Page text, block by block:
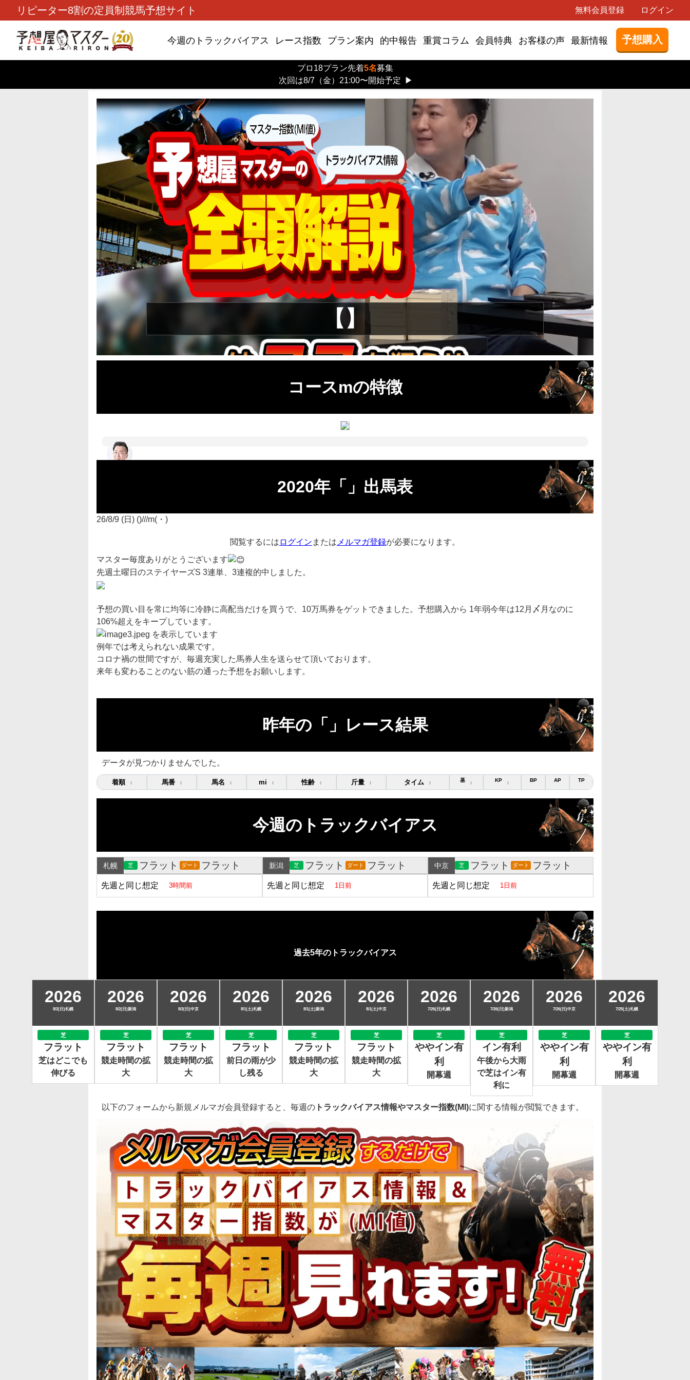
リピーター8割の定員制競馬予想サイト 無料会員登録 ログイン
今週のトラックバイアス レース指数 プラン案内 的中報告 重賞コラム 会員特典 お客様の声 最新情報 予想購入
プロ18プラン先着5名募集
次回は8/7（金）21:00〜開始予定
▶
【】
コースmの特徴
2020年「」出馬表
26/8/9 (日) ()///m(・)
閲覧するには ログイン または メルマガ登録が必要になります。
マスター毎度ありがとうございます
先週土曜日のステイヤーズS 3連単、3連複的中しました。
予想の買い目を常に均等に冷静に高配当だけを買うで、 10万馬券をゲットできました。予想購入から 1年弱今年は12月〆月なのに
106%超えをキープしています。
例年では考えられない成果です。
コロナ禍の世間ですが、 毎週充実した馬券人生を送らせて頂いております。
来年も変わることのない筋の通った予想をお願いします。
昨年の「」レース結果
データが見つかりませんでした。
着順 ↕ 馬番 ↕ 馬名 ↕ mi ↕ 性齢 ↕ 斤量 ↕ タイム ↕ 基 ↕ KP ↕ BP AP TP
今週のトラックバイアス
札幌 芝 フラット ダート フラット
先週と同じ想定 3時間前
新潟 芝 フラット ダート フラット
先週と同じ想定 1日前
中京 芝 フラット ダート フラット
先週と同じ想定 1日前
過去5年のトラックバイアス
2026
8/2(日)札幌
芝
フラット
芝はどこでも
伸びる
2026
8/2(日)新潟
芝
フラット
競走時間の拡
大
2026
8/2(日)中京
芝
フラット
競走時間の拡
大
2026
8/1(土)札幌
芝
フラット
前日の雨が少
し残る
2026
8/1(土)新潟
芝
フラット
競走時間の拡
大
2026
8/1(土)中京
芝
フラット
競走時間の拡
大
2026
7/26(日)札幌
芝
ややイン有
利
開幕週
2026
7/26(日)新潟
芝
イン有利
午後から大雨
で芝はイン有
利に
2026
7/26(日)中京
芝
ややイン有
利
開幕週
2026
7/25(土)札幌
芝
ややイン有
利
開幕週
以下のフォームから新規メルマガ会員登録すると、毎週の トラックバイアス情報やマスター指数(MI)に関する情報が閲覧できます。